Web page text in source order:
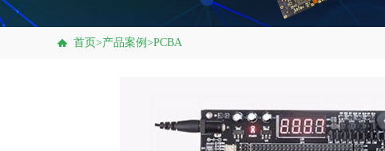
首页>产品案例 >PCBA